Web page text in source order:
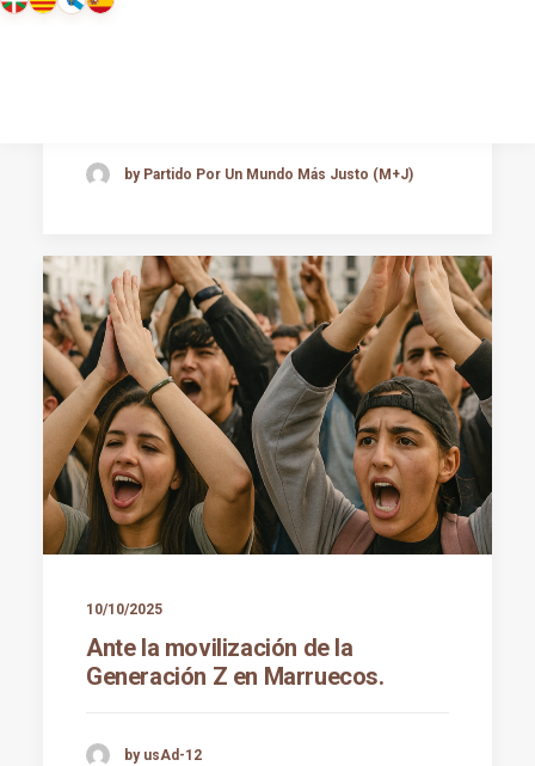
by Partido Por Un Mundo Más Justo (M+J)
10/10/2025
Ante la movilización de la
Generación Z en Marruecos.
by usAd-12